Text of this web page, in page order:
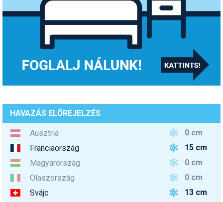
HAVAZÁS ELŐREJELZÉS
Ausztria
0 cm
Franciaország
15 cm
Magyarország
0 cm
Olaszország
0 cm
Svájc
13 cm